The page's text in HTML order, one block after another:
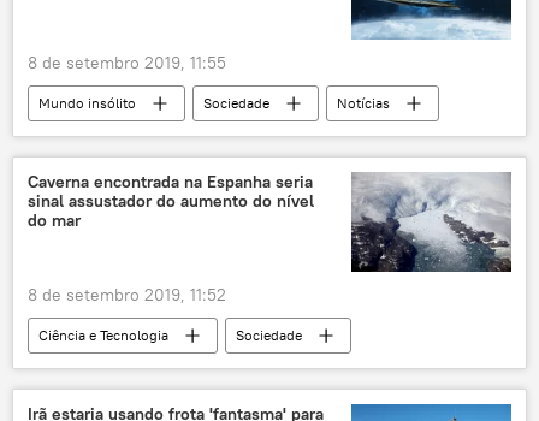
8 de setembro 2019, 11:55
Mundo insólito Sociedade
Notícias
OVNI
desastres naturais EUA
Caverna encontrada na Espanha seria
sinal assustador do aumento do nível
do mar
8 de setembro 2019, 11:52
Ciência e Tecnologia
Sociedade
Notícias
mudanças climáticas
mar
Groenlândia
Antártida Espanha
Irã estaria usando frota 'fantasma' para